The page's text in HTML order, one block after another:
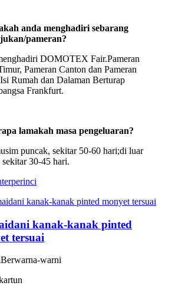
anda menghadiri sebarang
pameran?
DOMOTEX Fair.Pameran
Pameran Canton dan Pameran
Rumah dan Dalaman Berturap
Frankfurt.
lamakah masa pengeluaran?
puncak, sekitar 50-60 hari;di luar
30-45 hari.
terperinci
kanak-kanak pinted
tersuai
Berwarna-warni